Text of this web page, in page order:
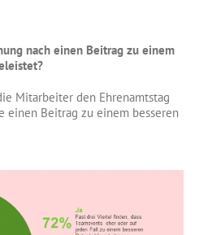
nach einen Beitrag zu einem
Mitarbeiter den Ehrenamtstag
einen Beitrag zu einem besseren